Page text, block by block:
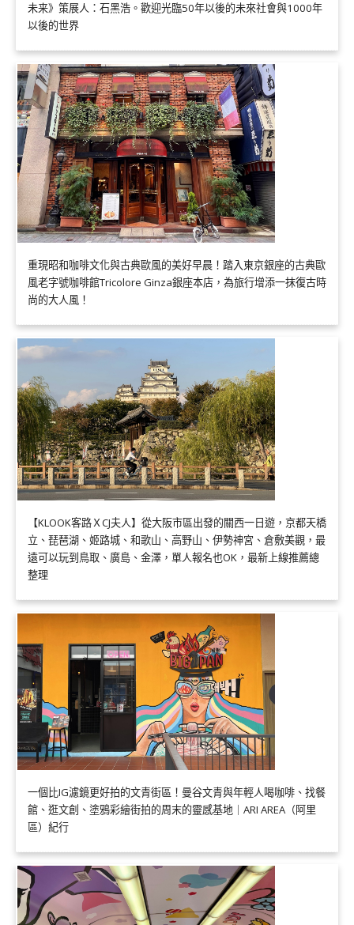
未来》策展人：石黑浩。歡迎光臨50年以後的未來社會與1000年
以後的世界
重現昭和咖啡文化與古典歐風的美好早晨！踏入東京銀座的古典歐
風老字號咖啡館Tricolore Ginza銀座本店，為旅行增添一抹復古時
尚的大人風！
【KLOOK客路ＸCJ夫人】從大阪市區出發的關西一日遊，京都天橋
立、琵琶湖、姬路城、和歌山、高野山、伊勢神宮、倉敷美觀，最
遠可以玩到鳥取、廣島、金澤，單人報名也OK，最新上線推薦總
整理
一個比IG濾鏡更好拍的文青街區！曼谷文青與年輕人喝咖啡、找餐
館、逛文創、塗鴉彩繪街拍的周末的靈感基地｜ARI AREA（阿里
區）紀行